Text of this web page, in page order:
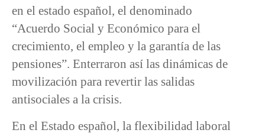
en el estado español, el denominado
“Acuerdo Social y Económico para el
crecimiento, el empleo y la garantía de las
pensiones”. Enterraron así las dinámicas de
movilización para revertir las salidas
antisociales a la crisis.
En el Estado español, la flexibilidad laboral